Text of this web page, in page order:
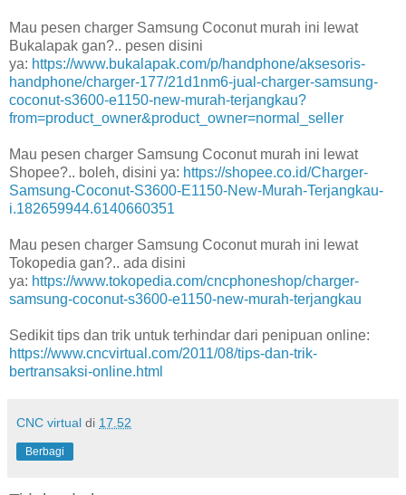
Mau pesen charger Samsung Coconut murah ini lewat
Bukalapak gan?.. pesen disini
ya: https://www.bukalapak.com/p/handphone/aksesoris-
handphone/charger-177/21d1nm6-jual-charger-samsung-
coconut-s3600-e1150-new-murah-terjangkau?
from=product_owner&product_owner=normal_seller
Mau pesen charger Samsung Coconut murah ini lewat
Shopee?.. boleh, disini ya: https://shopee.co.id/Charger-
Samsung-Coconut-S3600-E1150-New-Murah-Terjangkau-
i.182659944.6140660351
Mau pesen charger Samsung Coconut murah ini lewat
Tokopedia gan?.. ada disini
ya: https://www.tokopedia.com/cncphoneshop/charger-
samsung-coconut-s3600-e1150-new-murah-terjangkau
Sedikit tips dan trik untuk terhindar dari penipuan online:
https://www.cncvirtual.com/2011/08/tips-dan-trik-
bertransaksi-online.html
CNC virtual di 17.52
Berbagi